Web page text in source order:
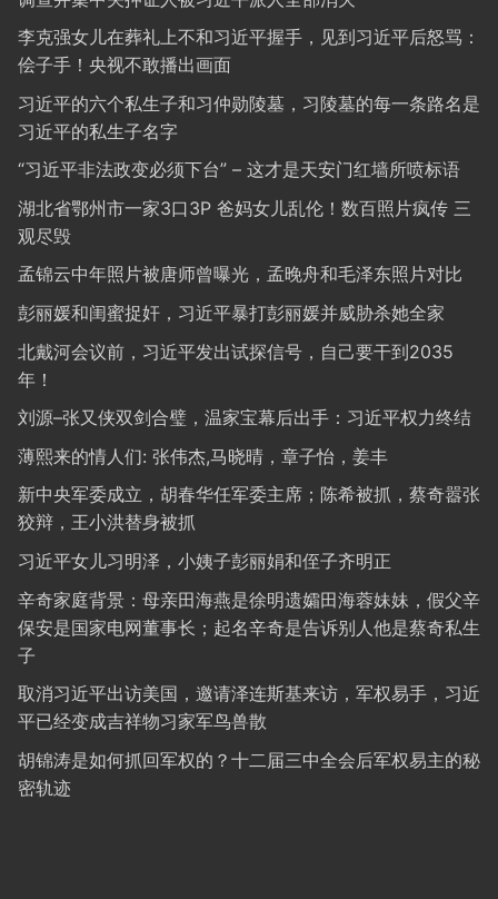
李克强女儿在葬礼上不和习近平握手，见到习近平后怒骂：
侩子手！央视不敢播出画面
习近平的六个私生子和习仲勋陵墓，习陵墓的每一条路名是
习近平的私生子名字
“习近平非法政变必须下台” – 这才是天安门红墙所喷标语
湖北省鄂州市一家3口3P 爸妈女儿乱伦！数百照片疯传 三
观尽毁
孟锦云中年照片被唐师曾曝光，孟晚舟和毛泽东照片对比
彭丽媛和闺蜜捉奸，习近平暴打彭丽媛并威胁杀她全家
北戴河会议前，习近平发出试探信号，自己要干到2035
年！
刘源–张又侠双剑合璧，温家宝幕后出手：习近平权力终结
薄熙来的情人们: 张伟杰,马晓晴，章子怡，姜丰
新中央军委成立，胡春华任军委主席；陈希被抓，蔡奇嚣张
狡辩，王小洪替身被抓
习近平女儿习明泽，小姨子彭丽娟和侄子齐明正
辛奇家庭背景：母亲田海燕是徐明遗孀田海蓉妹妹，假父辛
保安是国家电网董事长；起名辛奇是告诉别人他是蔡奇私生
子
取消习近平出访美国，邀请泽连斯基来访，军权易手，习近
平已经变成吉祥物习家军鸟兽散
胡锦涛是如何抓回军权的？十二届三中全会后军权易主的秘
密轨迹